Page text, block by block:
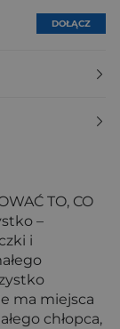
DOŁĄCZ
TO, CO
–
i
ma miejsca
chłopca,